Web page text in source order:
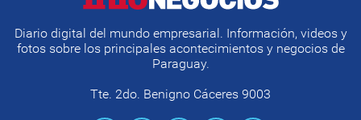
Diario digital del mundo empresarial. Información, videos y
fotos sobre los principales acontecimientos y negocios de
Paraguay.
Tte. 2do. Benigno Cáceres 9003